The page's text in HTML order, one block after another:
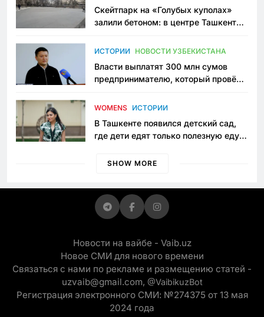
Скейтпарк на «Голубых куполах»
залили бетоном: в центре Ташкента
пространство
ИСТОРИИ НОВОСТИ УЗБЕКИСТАНА
Власти выплатят 300 млн сумов
предпринимателю, который провёл
приговору
WOMENS ИСТОРИИ
В Ташкенте появился детский сад,
где дети едят только полезную еду.
просить «кашу без сахара»
SHOW MORE
Новости на вайбе - Vaib.uz
Новое СМИ для нового времени
Связаться с нами по рекламе и размещению статей -
uzvaib@gmail.com, @VaibikuzBot
Регистрация электронного СМИ: №274375 от 13 мая
2024 года